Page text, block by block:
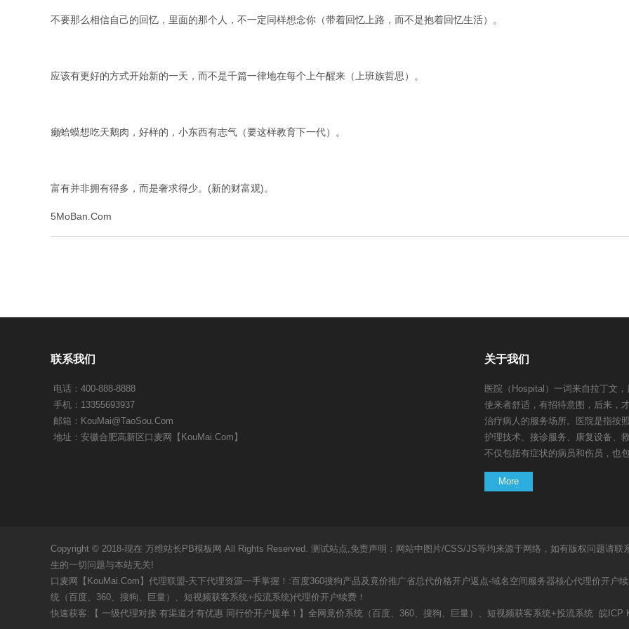
不要那么相信自己的回忆，里面的那个人，不一定同样想念你（带着回忆上路，而不是抱着回忆生活）。
应该有更好的方式开始新的一天，而不是千篇一律地在每个上午醒来（上班族哲思）。
癞蛤蟆想吃天鹅肉，好样的，小东西有志气（要这样教育下一代）。
富有并非拥有得多，而是奢求得少。(新的财富观)。
5MoBan.Com
联系我们
电话：400-888-8888
手机：13355693937
邮箱： KouMai@TaoSou.Com
地址：安徽合肥高新区口麦网【KouMai.Com】
关于我们
医院（Hospital）一词来自拉丁文
使来者舒适，有招待意图，后来，
治疗病人的服务场所。医院是指按
护理技术、接诊服务、康复设备、
不仅包括有症状的病员和伤员，也
More
Copyright © 2018-现在 万维站长PB模板网 All Rights Reserved. 测试站点,免责声明：网站中图片/CSS/JS等均来源于网络，如有版权问题请
生的一切问题与本站无关!
口麦网【KouMai.Com】代理联盟-天下代理资源一手掌握！ :百度360搜狗产品及竟价推广省总代价格开户返点-域名空间服务器核心代理价开户
统（百度、360、搜狗、巨量）、 短视频获客系统+投流系统)代理价开户续费！
快速获客:【 一级代理对接 有渠道才有优惠 同行价开户提单！】 全网竟价系统（百度、360、搜狗、巨量）、短视频获客系统+投流系统 皖ICP